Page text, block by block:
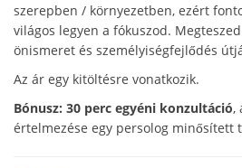
szerepben / környezetben, ezért
világos legyen a fókuszod.
önismeret és személyiségfejlődés
Az ár egy kitöltésre vonatkozik.
Bónusz: 30 perc egyéni konzultáció,
értelmezése egy persolog minősített